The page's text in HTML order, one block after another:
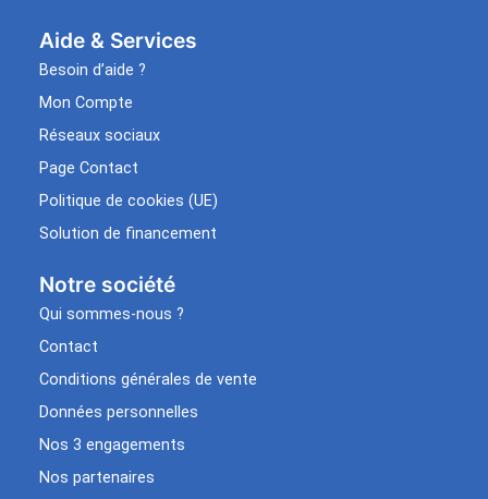
Aide & Services​
Besoin d’aide ?
Mon Compte
Réseaux sociaux
Page Contact
Politique de cookies (UE)
Solution de financement
Notre société
Qui sommes-nous ?
Contact
Conditions générales de vente
Données personnelles
Nos 3 engagements
Nos partenaires